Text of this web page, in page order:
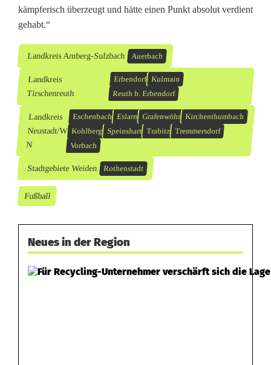
kämpferisch überzeugt und hätte einen Punkt absolut verdient
gehabt.“
Landkreis Amberg-Sulzbach Auerbach
Landkreis
Tirschenreuth
Erbendorf Kulmain
Reuth b. Erbendorf
Landkreis
Neustadt/W
N
Eschenbach Eslarn Grafenwöhr Kirchenthumbach
Kohlberg Speinshart Trabitz Tremmersdorf
Vorbach
Stadtgebiete Weiden Rothenstadt
Fußball
Neues in der Region